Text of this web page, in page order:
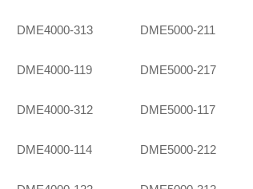
DME4000-313 DME5000-211
DME4000-119 DME5000-217
DME4000-312 DME5000-117
DME4000-114 DME5000-212